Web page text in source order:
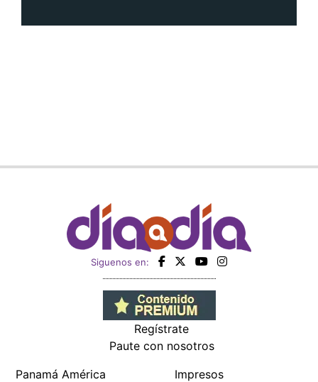
Siguenos en:
Regístrate
Paute con nosotros
Panamá América
Impresos